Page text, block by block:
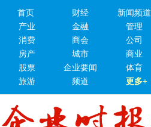
首页 财经 新闻频道
产业
金融 管理
消费
商会 公司
房产
城市 商业
股票
企业要闻 体育
旅游
频道 更多+